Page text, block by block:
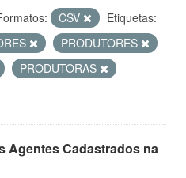
CSV
Etiquetas:
PRODUTORES
PRODUTORAS
Agentes Cadastrados na